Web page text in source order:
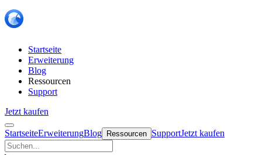
Startseite
Erweiterung
Blog
Ressourcen
Support
Jetzt kaufen
StartseiteErweiterungBlog Ressourcen SupportJetzt kaufen